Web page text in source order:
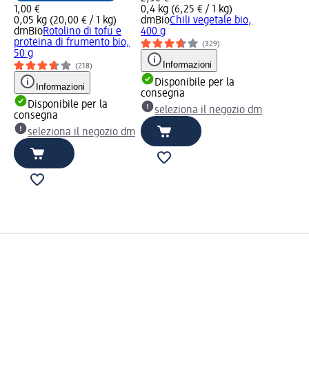
1,00 €
0,05 kg (20,00 € / 1 kg)
dmBioRotolino di tofu e
proteina di frumento bio,
50 g
(218)
Informazioni
Disponibile per la
consegna
seleziona il negozio dm
0,4 kg (6,25 € / 1 kg)
dmBioChili vegetale bio,
400 g
(329)
Informazioni
Disponibile per la
consegna
seleziona il negozio dm